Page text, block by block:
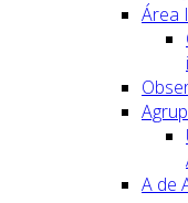
Área
A de